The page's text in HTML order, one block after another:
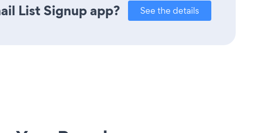
List Signup app? See the details